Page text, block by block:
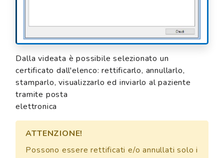
Dalla videata è possibile selezionato un
certificato dall'elenco: rettificarlo, annullarlo,
stamparlo, visualizzarlo ed inviarlo al paziente
tramite posta
elettronica
ATTENZIONE!
Possono essere rettificati e/o annullati solo i